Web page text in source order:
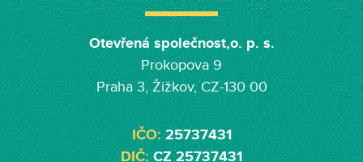
Otevřená společnost,o. p. s.
Prokopova 9
Praha 3, Žižkov, CZ-130 00
IČO:25737431
DIČ:CZ 25737431